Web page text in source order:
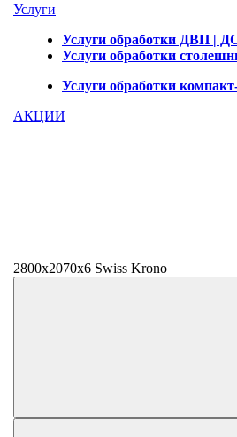
Услуги
Услуги обработки ДВП |
Услуги обработки
Услуги обработки
АКЦИИ
2800х2070х6 Swiss Krono